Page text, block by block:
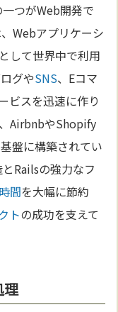
つがWeb開発で
Webアプリケーシ
して世界中で利用
グやSNS、Eコマ
ビスを迅速に作り
AirbnbやShopify
盤に構築されてい
Railsの強力なフ
時間を大幅に節約
トの成功を支えて
理